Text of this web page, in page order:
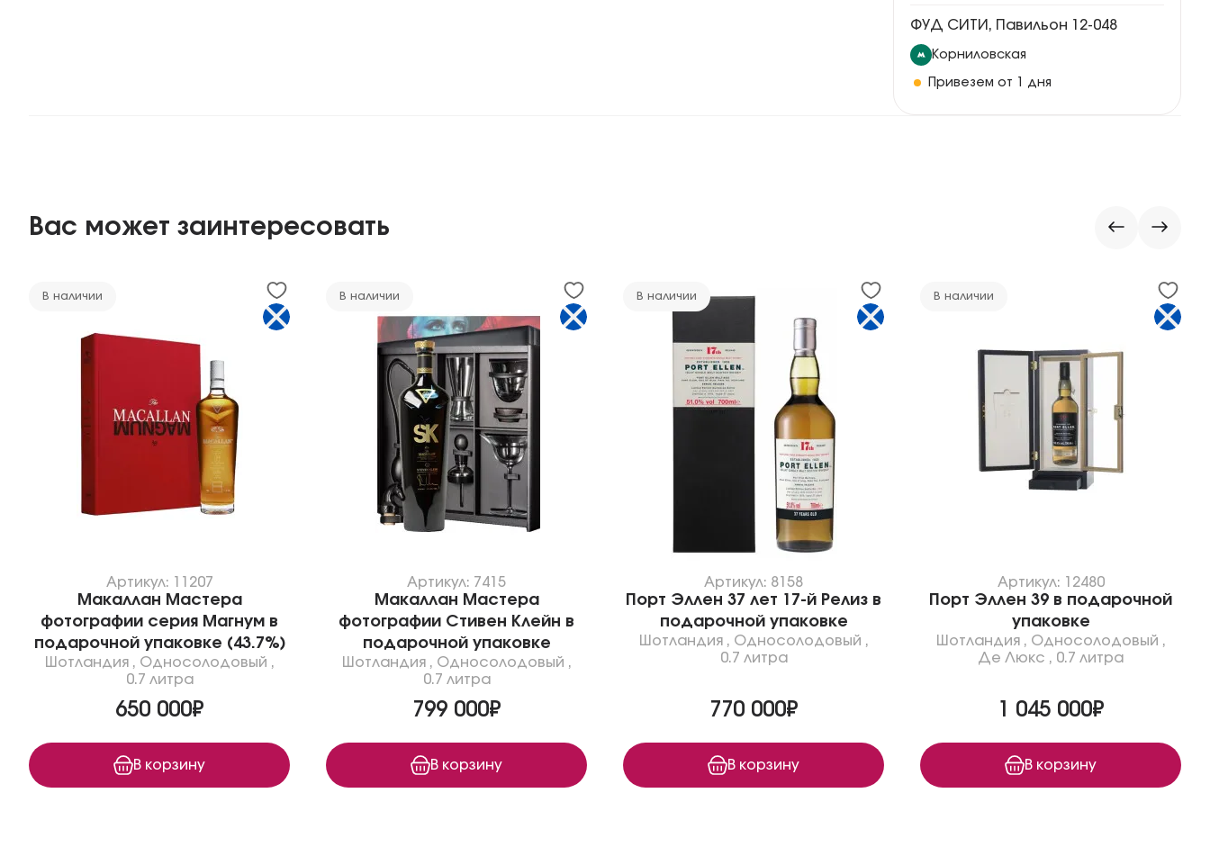
ФУД СИТИ, Павильон 12-048
Корниловская
Привезем от 1 дня
Вас может заинтересовать
В наличии
Артикул: 11207
Макаллан Мастера
фотографии серия Магнум в
подарочной упаковке (43.7%)
Шотландия, Односолодовый ,
0.7 литра
650 000₽
В корзину
В наличии
Артикул: 7415
Макаллан Мастера
фотографии Стивен Клейн в
подарочной упаковке
Шотландия, Односолодовый ,
0.7 литра
799 000₽
В корзину
В наличии
Артикул: 8158
Порт Эллен 37 лет 17-й Релиз в
подарочной упаковке
Шотландия, Односолодовый ,
0.7 литра
770 000₽
В корзину
В наличии
Артикул: 12480
Порт Эллен 39 в подарочной
упаковке
Шотландия, Односолодовый ,
Де Люкс , 0.7 литра
1 045 000₽
В корзину